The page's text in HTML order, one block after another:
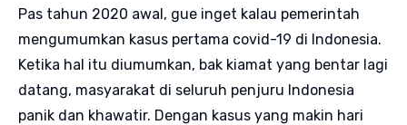
Pas tahun 2020 awal, gue inget kalau pemerintah
mengumumkan kasus pertama covid-19 di Indonesia.
Ketika hal itu diumumkan, bak kiamat yang bentar lagi
datang, masyarakat di seluruh penjuru Indonesia
panik dan khawatir. Dengan kasus yang makin hari